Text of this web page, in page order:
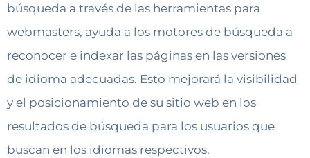
búsqueda a través de las herramientas para
webmasters, ayuda a los motores de búsqueda a
reconocer e indexar las páginas en las versiones
de idioma adecuadas. Esto mejorará la visibilidad
y el posicionamiento de su sitio web en los
resultados de búsqueda para los usuarios que
buscan en los idiomas respectivos.